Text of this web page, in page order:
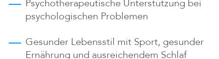
Psychotherapeutische Unterstützung bei
psychologischen Problemen
Gesunder Lebensstil mit Sport, gesunder
Ernährung und ausreichendem Schlaf